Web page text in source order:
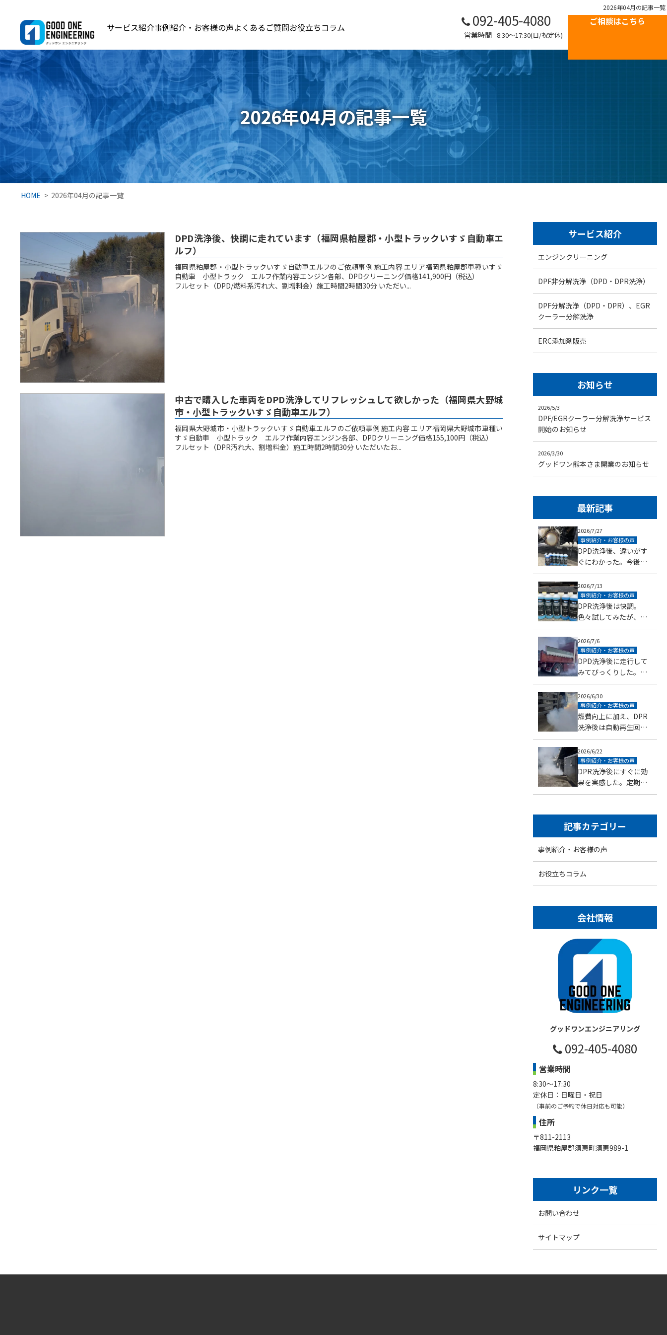
2026年04月の記事一覧
サービス紹介事例紹介・お客様の声よくあるご質問お役立ちコラム 092-405-4080
営業時間 8:30～17:30(日/祝定休)
ご相談はこちら
2026年04月の記事一覧
HOME 2026年04月の記事一覧
DPD洗浄後、快調に走れています（福岡県粕屋郡・小型トラックいすゞ自動車エ
ルフ）
福岡県粕屋郡・小型トラックいすゞ自動車エルフのご依頼事例 施工内容 エリア福岡県粕屋郡車種いすゞ
自動車 小型トラック エルフ作業内容エンジン各部、DPDクリーニング価格141,900円（税込）
フルセット（DPD/燃料系汚れ大、割増料金）施工時間2時間30分 いただい...
中古で購入した車両をDPD洗浄してリフレッシュして欲しかった（福岡県大野城
市・小型トラックいすゞ自動車エルフ）
福岡県大野城市・小型トラックいすゞ自動車エルフのご依頼事例 施工内容 エリア福岡県大野城市車種い
すゞ自動車 小型トラック エルフ作業内容エンジン各部、DPDクリーニング価格155,100円（税込）
フルセット（DPR汚れ大、割増料金）施工時間2時間30分 いただいたお...
サービス紹介
エンジンクリーニング
DPF非分解洗浄（DPD・DPR洗浄）
DPF分解洗浄（DPD・DPR）、EGR
クーラー分解洗浄
ERC添加剤販売
お知らせ
2026/5/3
DPF/EGRクーラー分解洗浄サービス
開始のお知らせ
2026/3/30
グッドワン熊本さま開業のお知らせ
最新記事
2026/7/27
事例紹介・お客様の声
DPD洗浄後、違いがす
ぐにわかった。今後も
お願いしたい（佐賀県
基山町・大型トラック
いすゞ自動車ギガ）
2026/7/13
事例紹介・お客様の声
DPR洗浄後は快調。
色々試してみたが、初
めての事でびっくりし
ました（福岡県久留米
市・中型トラック日野
自動車レンジャー）
2026/7/6
事例紹介・お客様の声
DPD洗浄後に走行して
みてびっくりした。凄
いの一言。（福岡県大
刀洗町・小型トラック
いすゞ自動車エルフ）
2026/6/30
事例紹介・お客様の声
燃費向上に加え、DPR
洗浄後は自動再生回数
も減り、効果を実感で
きた（福岡県福津市・
大型トラック日野自動
車プロフィア）
2026/6/22
事例紹介・お客様の声
DPR洗浄後にすぐに効
果を実感した。定期的
に洗浄をお願いしたい
トラック日野自動車レ
ンジャー）
記事カテゴリー
事例紹介・お客様の声
お役立ちコラム
会社情報
グッドワンエンジニアリング
092-405-4080
営業時間
8:30～17:30
定休日：日曜日・祝日
（事前のご予約で休日対応も可能）
住所
〒811-2113
福岡県粕屋郡須恵町須恵989-1
リンク一覧
お問い合わせ
サイトマップ